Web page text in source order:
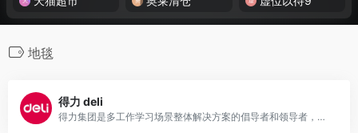
地毯
得力 deli
得力集团是多工作学习场景整体解决方案的倡导者和领导者，自1981年发展至今，现已成为集办公、文具、工具、家具、打印机、儿童益智、B2B等业务板块为一体的全球化文创科技产业集团。